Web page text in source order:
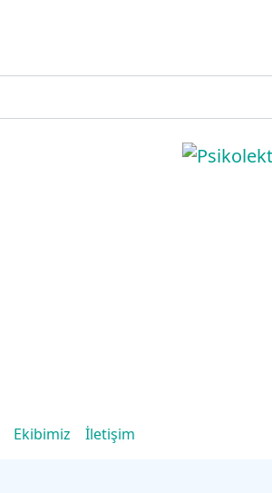
Ekibimiz İletişim